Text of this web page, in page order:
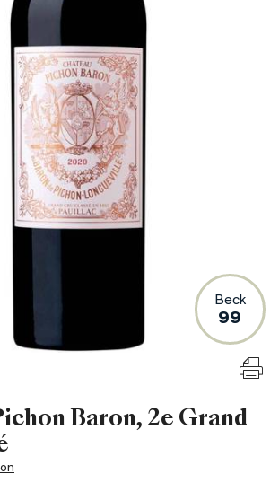
nach Ländern
Beck
99
Baron, 2e Grand